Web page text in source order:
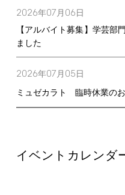
2026年07月 06日
【アルバイト募集】学芸
ました
2026年07月 05日
ミュゼカラト 臨時休業の
イベントカレンダ